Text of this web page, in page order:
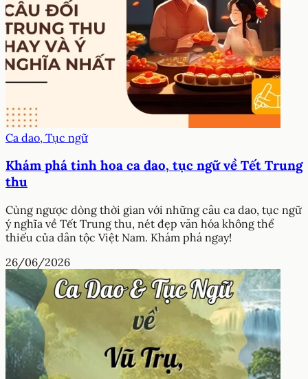
Ca dao, Tục ngữ
Khám phá tinh hoa ca dao, tục ngữ về Tết Trung
thu
Cùng ngược dòng thời gian với những câu ca dao, tục ngữ
ý nghĩa về Tết Trung thu, nét đẹp văn hóa không thể
thiếu của dân tộc Việt Nam. Khám phá ngay!
26/06/2026